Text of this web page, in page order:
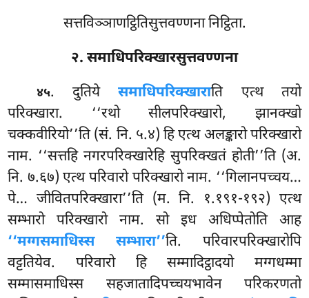
सत्तविञ्ञाणट्ठितिसुत्तवण्णना निट्ठिता.
२. समाधिपरिक्खारसुत्तवण्णना
४५. दुतियेसमाधिपरिक्खाराति एत्थ तयो
परिक्खारा. ‘‘रथो सीलपरिक्खारो, झानक्खो
चक्कवीरियो’’ति (सं. नि. ५.४) हि एत्थ अलङ्कारो परिक्खारो
नाम. ‘‘सत्तहि नगरपरिक्खारेहि सुपरिक्खतं होती’’ति (अ.
नि. ७.६७) एत्थ परिवारो परिक्खारो नाम. ‘‘गिलानपच्चय…
पे… जीवितपरिक्खारा’’ति (म. नि. १.१९१-१९२) एत्थ
सम्भारो परिक्खारो नाम. सो इध अधिप्पेतोति आह
‘‘मग्गसमाधिस्स सम्भारा’’ति. परिवारपरिक्खारोपि
वट्टतियेव. परिवारो हि सम्मादिट्ठादयो मग्गधम्मा
सम्मासमाधिस्स सहजातादिपच्चयभावेन परिकरणतो